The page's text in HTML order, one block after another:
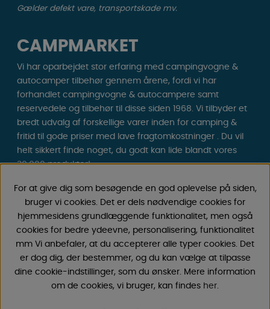
Gælder defekt vare, transportskade mv.
CAMPMARKET
Vi har oparbejdet stor erfaring med campingvogne &
autocamper tilbehør gennem årene, fordi vi har
forhandlet campingvogne & autocampere samt
reservedele og tilbehør til disse siden 1968. Vi tilbyder et
bredt udvalg af forskellige varer inden for camping &
fritid til gode priser med lave fragtomkostninger . Du vil
helt sikkert finde noget, du godt kan lide blandt vores
30.000 produkter!
Følg os på Facebook og Instagram for inspiration,
nyheder og eksklusive tilbud. Campinglivet begynder
hos os!
For at give dig som besøgende en god oplevelse på siden,
bruger vi cookies. Det er dels nødvendige cookies for
hjemmesidens grundlæggende funktionalitet, men også
cookies for bedre ydeevne, personalisering, funktionalitet
mm Vi anbefaler, at du accepterer alle typer cookies. Det
er dog dig, der bestemmer, og du kan vælge at tilpasse
dine cookie-indstillinger, som du ønsker. Mere information
om de cookies, vi bruger, kan findes her.